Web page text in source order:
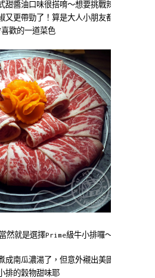
甜醬油口味很搭唷～想要挑戰辣
又更帶勁了！算是大人小朋友都
歡的一道菜色
然就是選擇Prime級牛小排囉～
成南瓜濃湯了，但意外襯出美國
排的穀物甜味耶